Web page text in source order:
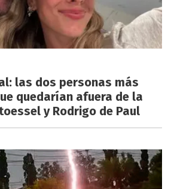
las dos personas más
quedarían afuera de la
y Rodrigo de Paul